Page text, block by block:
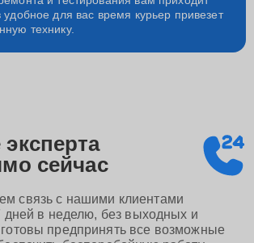
для вас время курьер привезет
технику.
сейчас
связь с нашими клиентами
дней в неделю, без выходных и
предпринять все возможные